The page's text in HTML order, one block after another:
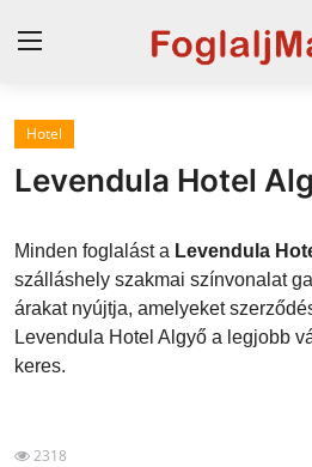
Horvát tengerpart
Horvátország
Szállások a Balatonon
Szállások Hajdúszoboszlón
Hotel
Levendula Hotel
Minden foglalást a Levendula
szálláshely szakmai színvonalat
árakat nyújtja, amelyeket
Levendula Hotel Algyő a legjobb
keres.
2318